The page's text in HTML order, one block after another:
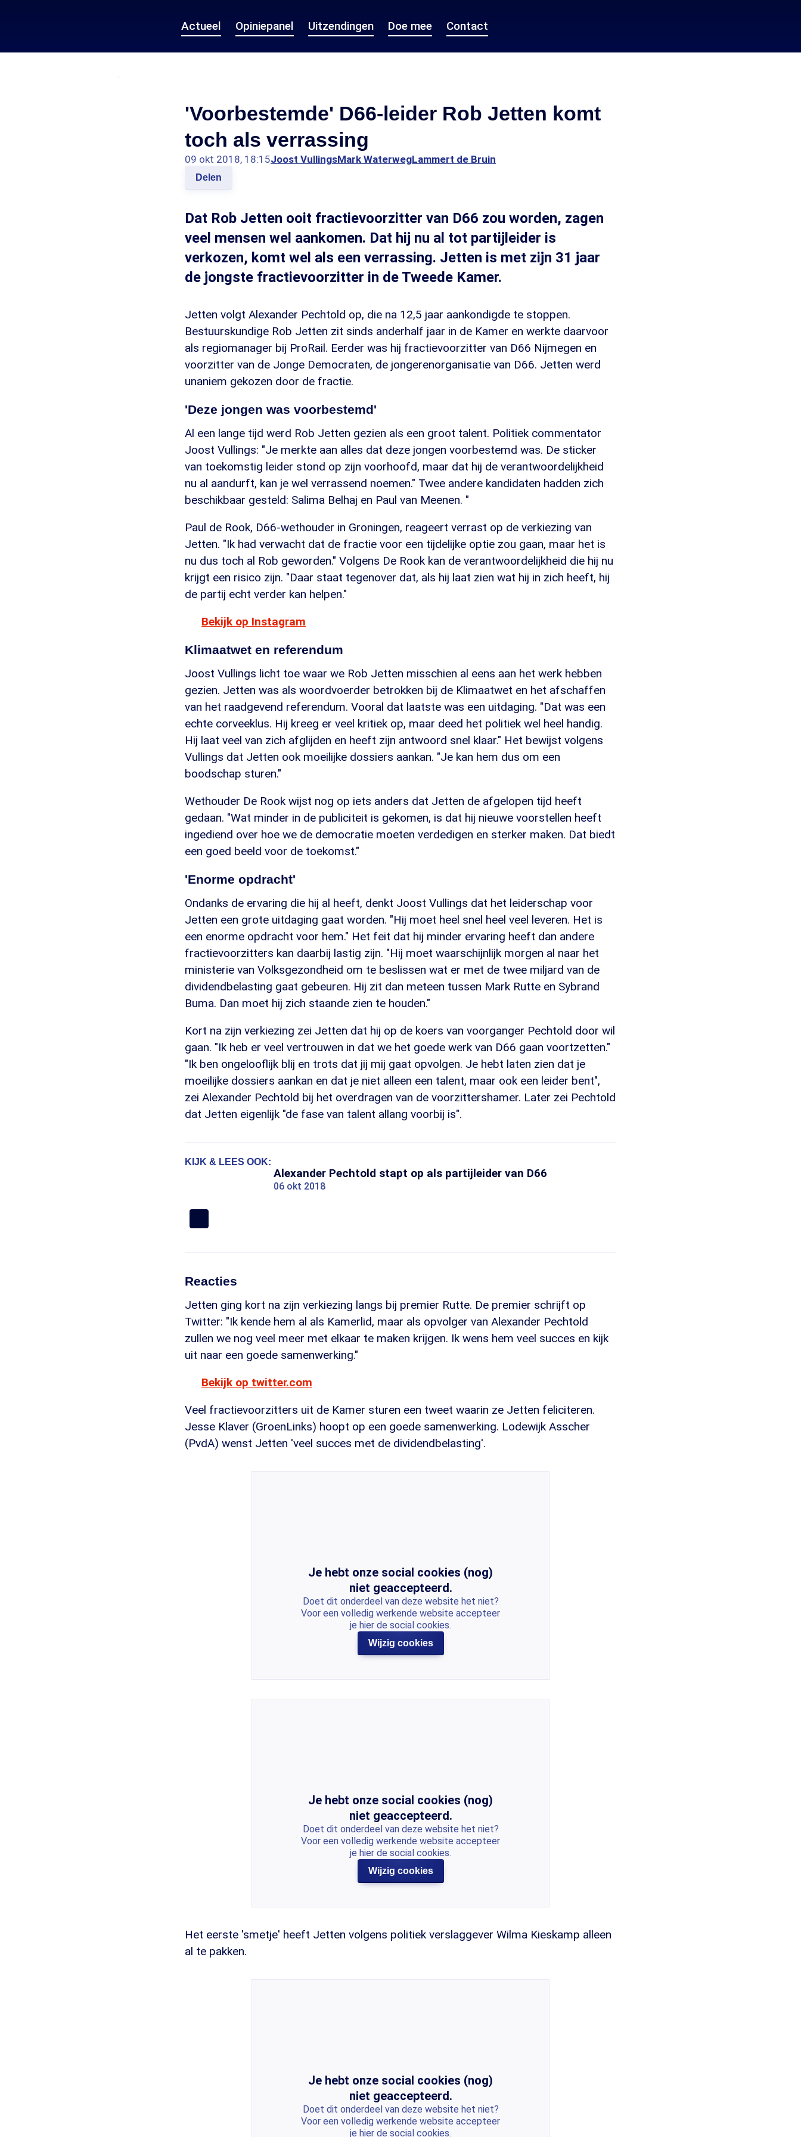
Actueel Opiniepanel Uitzendingen Doe mee Contact
'Voorbestemde' D66-leider Rob Jetten komt
toch als verrassing
09 okt 2018, 18:15Joost VullingsMark WaterwegLammert de Bruin
Delen
Dat Rob Jetten ooit fractievoorzitter van D66 zou worden, zagen
veel mensen wel aankomen. Dat hij nu al tot partijleider is
verkozen, komt wel als een verrassing. Jetten is met zijn 31 jaar
de jongste fractievoorzitter in de Tweede Kamer.
Jetten volgt Alexander Pechtold op, die na 12,5 jaar aankondigde te stoppen.
Bestuurskundige Rob Jetten zit sinds anderhalf jaar in de Kamer en werkte daarvoor
als regiomanager bij ProRail. Eerder was hij fractievoorzitter van D66 Nijmegen en
voorzitter van de Jonge Democraten, de jongerenorganisatie van D66. Jetten werd
unaniem gekozen door de fractie.
'Deze jongen was voorbestemd'
Al een lange tijd werd Rob Jetten gezien als een groot talent. Politiek commentator
Joost Vullings: "Je merkte aan alles dat deze jongen voorbestemd was. De sticker
van toekomstig leider stond op zijn voorhoofd, maar dat hij de verantwoordelijkheid
nu al aandurft, kan je wel verrassend noemen." Twee andere kandidaten hadden zich
beschikbaar gesteld: Salima Belhaj en Paul van Meenen. "
Paul de Rook, D66-wethouder in Groningen, reageert verrast op de verkiezing van
Jetten. "Ik had verwacht dat de fractie voor een tijdelijke optie zou gaan, maar het is
nu dus toch al Rob geworden." Volgens De Rook kan de verantwoordelijkheid die hij nu
krijgt een risico zijn. "Daar staat tegenover dat, als hij laat zien wat hij in zich heeft, hij
de partij echt verder kan helpen."
Bekijk op Instagram
Klimaatwet en referendum
Joost Vullings licht toe waar we Rob Jetten misschien al eens aan het werk hebben
gezien. Jetten was als woordvoerder betrokken bij de Klimaatwet en het afschaffen
van het raadgevend referendum. Vooral dat laatste was een uitdaging. "Dat was een
echte corveeklus. Hij kreeg er veel kritiek op, maar deed het politiek wel heel handig.
Hij laat veel van zich afglijden en heeft zijn antwoord snel klaar." Het bewijst volgens
Vullings dat Jetten ook moeilijke dossiers aankan. "Je kan hem dus om een
boodschap sturen."
Wethouder De Rook wijst nog op iets anders dat Jetten de afgelopen tijd heeft
gedaan. "Wat minder in de publiciteit is gekomen, is dat hij nieuwe voorstellen heeft
ingediend over hoe we de democratie moeten verdedigen en sterker maken. Dat biedt
een goed beeld voor de toekomst."
'Enorme opdracht'
Ondanks de ervaring die hij al heeft, denkt Joost Vullings dat het leiderschap voor
Jetten een grote uitdaging gaat worden. "Hij moet heel snel heel veel leveren. Het is
een enorme opdracht voor hem." Het feit dat hij minder ervaring heeft dan andere
fractievoorzitters kan daarbij lastig zijn. "Hij moet waarschijnlijk morgen al naar het
ministerie van Volksgezondheid om te beslissen wat er met de twee miljard van de
dividendbelasting gaat gebeuren. Hij zit dan meteen tussen Mark Rutte en Sybrand
Buma. Dan moet hij zich staande zien te houden."
Kort na zijn verkiezing zei Jetten dat hij op de koers van voorganger Pechtold door wil
gaan. "Ik heb er veel vertrouwen in dat we het goede werk van D66 gaan voortzetten."
"Ik ben ongelooflijk blij en trots dat jij mij gaat opvolgen. Je hebt laten zien dat je
moeilijke dossiers aankan en dat je niet alleen een talent, maar ook een leider bent",
zei Alexander Pechtold bij het overdragen van de voorzittershamer. Later zei Pechtold
dat Jetten eigenlijk "de fase van talent allang voorbij is".
KIJK & LEES OOK:
Alexander Pechtold stapt op als partijleider van D66
06 okt 2018
Reacties
Jetten ging kort na zijn verkiezing langs bij premier Rutte. De premier schrijft op
Twitter: "Ik kende hem al als Kamerlid, maar als opvolger van Alexander Pechtold
zullen we nog veel meer met elkaar te maken krijgen. Ik wens hem veel succes en kijk
uit naar een goede samenwerking."
Bekijk op twitter.com
Veel fractievoorzitters uit de Kamer sturen een tweet waarin ze Jetten feliciteren.
Jesse Klaver (GroenLinks) hoopt op een goede samenwerking. Lodewijk Asscher
(PvdA) wenst Jetten 'veel succes met de dividendbelasting'.
Je hebt onze social cookies (nog)
niet geaccepteerd.
Doet dit onderdeel van deze website het niet?
Voor een volledig werkende website accepteer
je hier de social cookies.
Wijzig cookies
Je hebt onze social cookies (nog)
niet geaccepteerd.
Doet dit onderdeel van deze website het niet?
Voor een volledig werkende website accepteer
je hier de social cookies.
Wijzig cookies
Het eerste 'smetje' heeft Jetten volgens politiek verslaggever Wilma Kieskamp alleen
al te pakken.
Je hebt onze social cookies (nog)
niet geaccepteerd.
Doet dit onderdeel van deze website het niet?
Voor een volledig werkende website accepteer
je hier de social cookies.